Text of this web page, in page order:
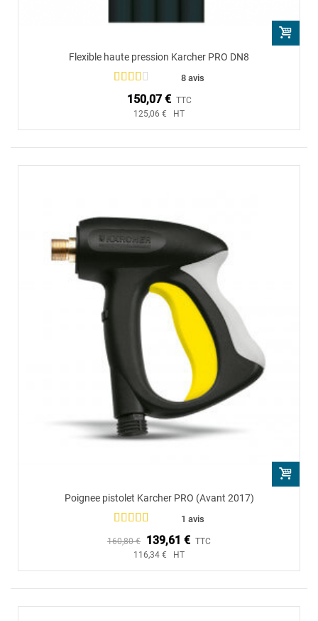
Flexible haute pression Karcher PRO DN8
8 avis
150,07 € TTC
125,06 € HT
Poignee pistolet Karcher PRO (Avant 2017)
1 avis
160,80 € 139,61 € TTC
116,34 € HT